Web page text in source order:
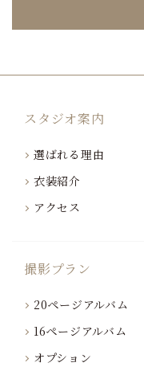
スタジオ案内
選ばれる理由
衣装紹介
アクセス
撮影プラン
20ページアルバム
16ページアルバム
オプション